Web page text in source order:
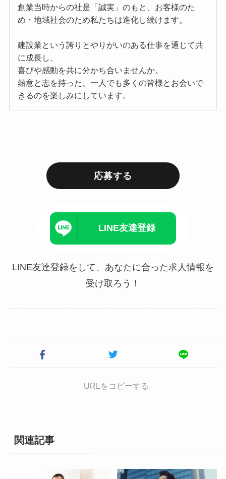
創業当時からの社是「誠実」のもと、お客様のた
め・地域社会のため私たちは進化し続けます。
建設業という誇りとやりがいのある仕事を通じて共
に成長し、
喜びや感動を共に分かち合いませんか。
熱意と志を持った、一人でも多くの皆様とお会いで
きるのを楽しみにしています。
応募する
LINE友達登録
LINE友達登録をして、あなたに合った求人情報を
受け取ろう！
URLをコピーする
関連記事